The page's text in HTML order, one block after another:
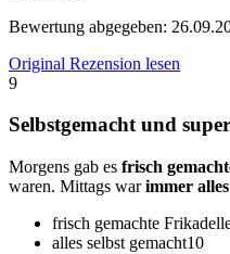
Bewertung abgegeben:
Original Rezension lesen
9
Selbstgemacht und
Morgens gab es frisch
waren. Mittags warimmer
frisch gemachte
alles selbst gemacht10